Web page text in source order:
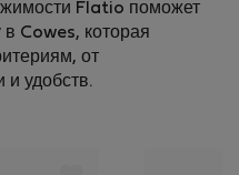
Flatio поможет
в Cowes, которая
от
и удобств.